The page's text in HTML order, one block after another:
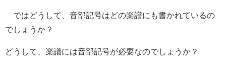
ではどうして、音部記号はどの楽譜にも書かれているの
でしょうか？
どうして、楽譜には音部記号が必要なのでしょうか？